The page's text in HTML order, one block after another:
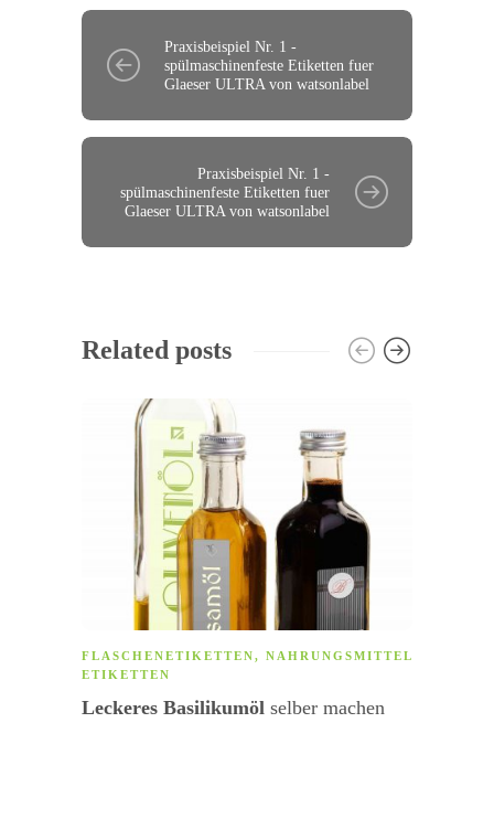
Praxisbeispiel Nr. 1 -
spülmaschinenfeste Etiketten fuer
Glaeser ULTRA von watsonlabel
Praxisbeispiel Nr. 1 -
spülmaschinenfeste Etiketten fuer
Glaeser ULTRA von watsonlabel
Related posts
FLASCHENETIKETTEN, NAHRUNGSMITTEL
ETIKETTEN
Leckeres Basilikumöl selber machen